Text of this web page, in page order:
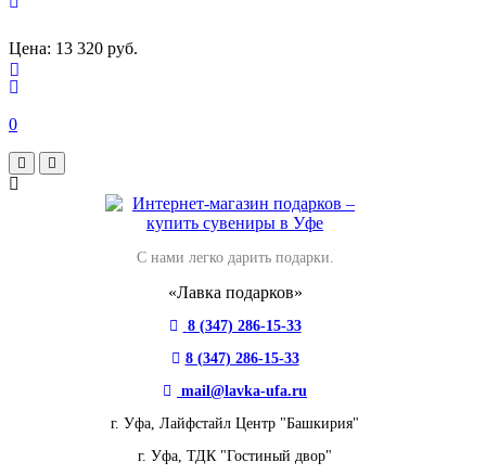
Цена: 13 320 руб.
0
С нами легко дарить подарки.
«Лавка подарков»
8 (347) 286-15-33
8 (347) 286-15-33
mail@lavka-ufa.ru
г. Уфа, Лайфстайл Центр "Башкирия"
г. Уфа, ТДК "Гостиный двор"